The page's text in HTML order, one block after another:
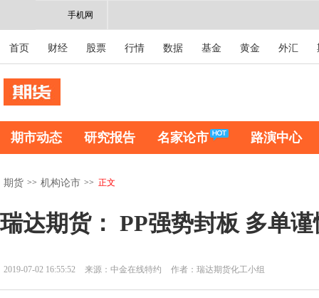
手机网
首页 财经 股票 行情 数据 基金 黄金 外汇
期市动态 研究报告 名家论市 路演中心
期货 >> 机构论市 >> 正文
瑞达期货： PP强势封板 多单
2019-07-02 16:55:52 来源：中金在线特约 作者：瑞达期货化工小组